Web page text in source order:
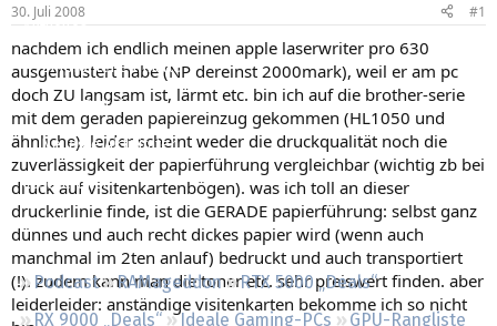
Aktuelles
Empfohlene Inhalte
Neue Beiträge
Neueste Aktivitäten
Leserartikel
Regeln
Podcast RAMageddon
RTX 5000 „Deals“
RX 9000 „Deals“
Ideale Gaming-PCs
GPU-Rangliste
e
r
t
a
m
30. Juli 2008 #1
nachdem ich endlich meinen apple laserwriter pro 630
ausgemustert habe (NP dereinst 2000mark), weil er am pc
doch ZU langsam ist, lärmt etc. bin ich auf die brother-serie
mit dem geraden papiereinzug gekommen (HL1050 und
ähnliche). leider scheint weder die druckqualität noch die
zuverlässigkeit der papierführung vergleichbar (wichtig zb bei
druck auf visitenkartenbögen). was ich toll an dieser
druckerlinie finde, ist die GERADE papierführung: selbst ganz
dünnes und auch recht dickes papier wird (wenn auch
manchmal im 2ten anlauf) bedruckt und auch transportiert
(!). zudem kann man die toner etc. sehr preiswert finden. aber
leiderleider: anständige visitenkarten bekomme ich so nicht